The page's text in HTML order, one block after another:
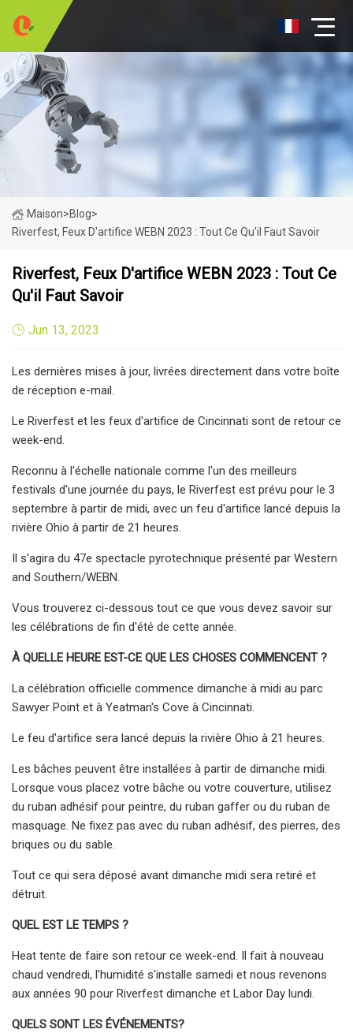
Maison>Blog>
Riverfest, Feux D'artifice WEBN 2023 : Tout Ce Qu'il Faut Savoir
Riverfest, Feux D'artifice WEBN 2023 : Tout Ce
Qu'il Faut Savoir
Jun 13, 2023
Les dernières mises à jour, livrées directement dans votre boîte
de réception e-mail.
Le Riverfest et les feux d'artifice de Cincinnati sont de retour ce
week-end.
Reconnu à l'échelle nationale comme l'un des meilleurs
festivals d'une journée du pays, le Riverfest est prévu pour le 3
septembre à partir de midi, avec un feu d'artifice lancé depuis la
rivière Ohio à partir de 21 heures.
Il s'agira du 47e spectacle pyrotechnique présenté par Western
and Southern/WEBN.
Vous trouverez ci-dessous tout ce que vous devez savoir sur
les célébrations de fin d'été de cette année.
À QUELLE HEURE EST-CE QUE LES CHOSES COMMENCENT ?
La célébration officielle commence dimanche à midi au parc
Sawyer Point et à Yeatman's Cove à Cincinnati.
Le feu d'artifice sera lancé depuis la rivière Ohio à 21 heures.
Les bâches peuvent être installées à partir de dimanche midi.
Lorsque vous placez votre bâche ou votre couverture, utilisez
du ruban adhésif pour peintre, du ruban gaffer ou du ruban de
masquage. Ne fixez pas avec du ruban adhésif, des pierres, des
briques ou du sable.
Tout ce qui sera déposé avant dimanche midi sera retiré et
détruit.
QUEL EST LE TEMPS ?
Heat tente de faire son retour ce week-end. Il fait à nouveau
chaud vendredi, l'humidité s'installe samedi et nous revenons
aux années 90 pour Riverfest dimanche et Labor Day lundi.
QUELS SONT LES ÉVÉNEMENTS?